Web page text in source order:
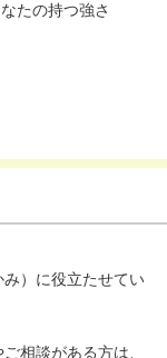
たの持つ強さ
）に役立たせてい
相談がある方は、